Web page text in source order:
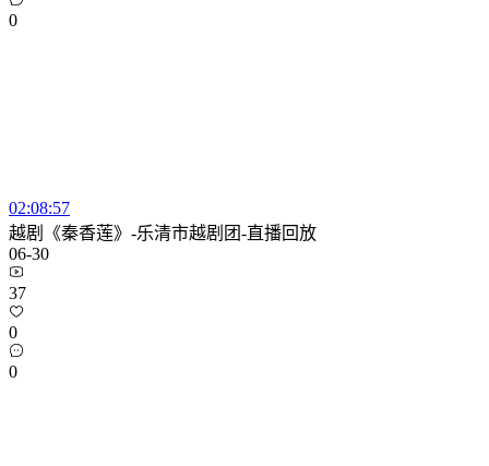
0
02:08:57
越剧《秦香莲》-乐清市越剧团-直播回放
06-30
37
0
0